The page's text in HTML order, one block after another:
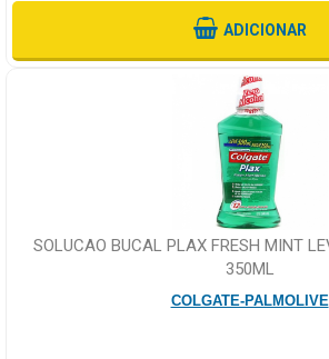
ADICIONAR
SOLUCAO BUCAL PLAX FRESH MINT
350ML
COLGATE-PALMOLIVE